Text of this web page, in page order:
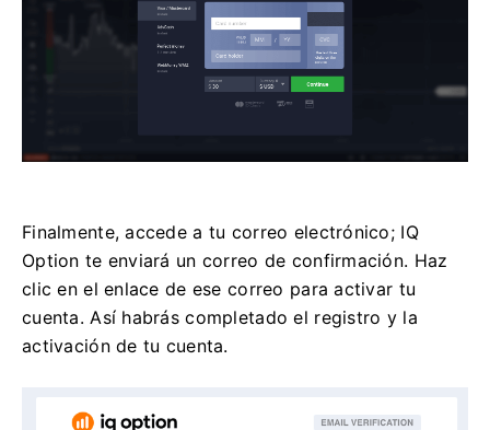
Finalmente, accede a tu correo electrónico; IQ
Option te enviará un correo de confirmación. Haz
clic en el enlace de ese correo para activar tu
cuenta. Así habrás completado el registro y la
activación de tu cuenta.